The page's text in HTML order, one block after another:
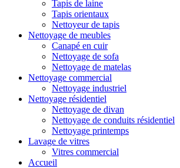
Tapis de laine
Tapis orientaux
Nettoyeur de tapis
Nettoyage de meubles
Canapé en cuir
Nettoyage de sofa
Nettoyage de matelas
Nettoyage commercial
Nettoyage industriel
Nettoyage résidentiel
Nettoyage de divan
Nettoyage de conduits résidentiel
Nettoyage printemps
Lavage de vitres
Vitres commercial
Accueil